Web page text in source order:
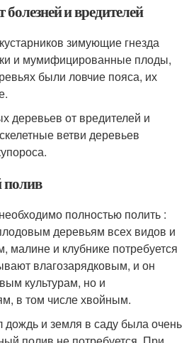
и вредителей
зимующие гнезда
и мумифицированные плоды,
были ловчие пояса, их
деревьев от вредителей и
ветви деревьев
полив
полностью полить :
деревьям всех видов и
малине и клубнике потребуется
влагозарядковым, и он
культурам, но и
в том числе хвойным.
и земля в саду была очень